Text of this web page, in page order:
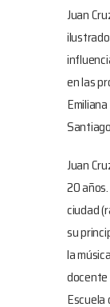
Juan
en las
Juan
20
ciudad
su
la
docente
Escuela